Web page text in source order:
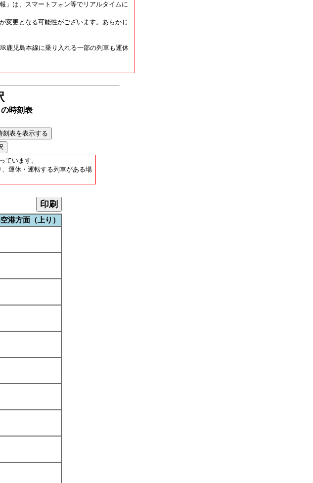
」は、スマートフォン等でリアルタイムに
変更となる可能性がございます。あらかじ
鹿児島本線に乗り入れる一部の列車も運休
の時刻表
ています。
運休・運転する列車がある場
印刷
港方面（上り）